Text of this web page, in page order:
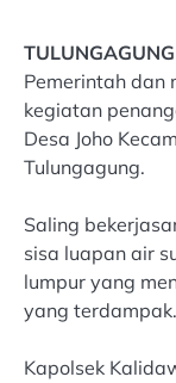
TULUNGAGUNG
Pemerintah dan
kegiatan
Desa Joho
Tulungagung.
Saling
sisa luapan air
lumpur yang
yang terdampak.
Kapolsek